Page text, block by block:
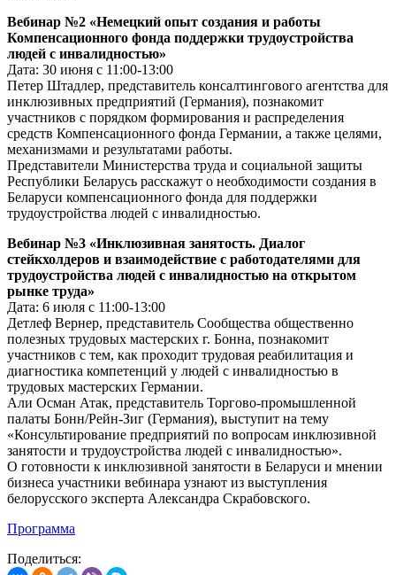
Вебинар №2 «Немецкий опыт создания и работы
Компенсационного фонда поддержки трудоустройства
людей с инвалидностью»
Дата: 30 июня с 11:00-13:00
Петер Штадлер, представитель консалтингового агентства для
инклюзивных предприятий (Германия), познакомит
участников с порядком формирования и распределения
средств Компенсационного фонда Германии, а также целями,
механизмами и результатами работы.
Представители Министерства труда и социальной защиты
Республики Беларусь расскажут о необходимости создания в
Беларуси компенсационного фонда для поддержки
трудоустройства людей с инвалидностью.
Вебинар №3 «Инклюзивная занятость. Диалог
стeйкхолдеров и взаимодействие с работодателями для
трудоустройства людей с инвалидностью на открытом
рынке труда»
Дата: 6 июля с 11:00-13:00
Детлеф Вернер, представитель Сообщества общественно
полезных трудовых мастерских г. Бонна, познакомит
участников с тем, как проходит трудовая реабилитация и
диагностика компетенций у людей с инвалидностью в
трудовых мастерских Германии.
Али Осман Атак, представитель Торгово-промышленной
палаты Бонн/Рейн-Зиг (Германия), выступит на тему
«Консультирование предприятий по вопросам инклюзивной
занятости и трудоустройства людей с инвалидностью».
О готовности к инклюзивной занятости в Беларуси и мнении
бизнеса участники вебинара узнают из выступления
белорусского эксперта Александра Скрабовского.
Программа
Поделиться: